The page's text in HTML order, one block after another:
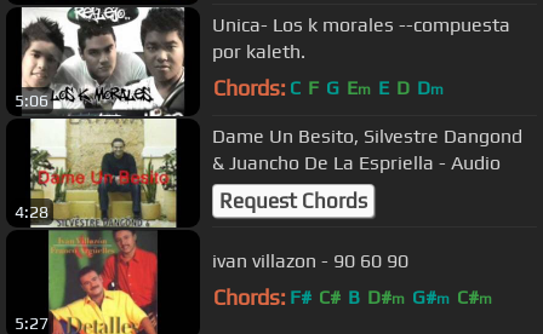
5:06
Unica- Los k morales --compuesta
por kaleth.
Chords: C F G Em E D Dm
4:28
Dame Un Besito, Silvestre Dangond
& Juancho De La Espriella - Audio
Request Chords
5:27
ivan villazon - 90 60 90
Chords: F# C# B D#m G#m C#m